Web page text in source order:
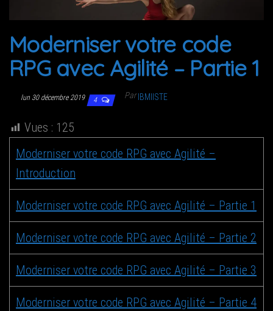
o
Moder­ni­ser votre code
RPG avec Agi­li­té – Par­tie 1
lun 30 décembre 2019 4 Par IBMIISTE
Vues : 125
Moder­ni­ser votre code RPG avec Agi­li­té –
Introduction
Moder­ni­ser votre code RPG avec Agi­li­té – Par­tie 1
Moder­ni­ser votre code RPG avec Agi­li­té – Par­tie 2
Moder­ni­ser votre code RPG avec Agi­li­té – Par­tie 3
Moder­ni­ser votre code RPG avec Agi­li­té – Par­tie 4